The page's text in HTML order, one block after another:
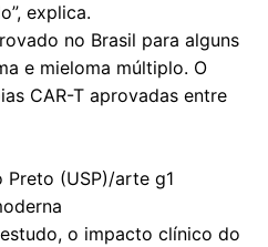
explica.
no Brasil para alguns
e mieloma múltiplo. O
CAR-T aprovadas entre
Preto (USP)/arte g1
o impacto clínico do